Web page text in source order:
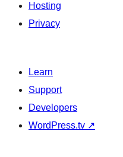
Hosting
Privacy
Learn
Support
Developers
WordPress.tv ↗